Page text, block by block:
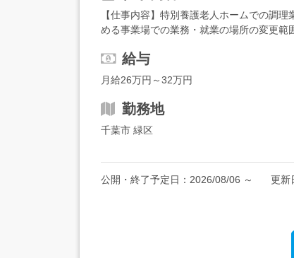
【仕事内容】特別養護老人ホームでの調
める事業場での業務・就業の場所の変更
給与
月給26万円～32万円
勤務地
千葉市 緑区
公開・終了予定日： 2026/08/06 ～ 更新